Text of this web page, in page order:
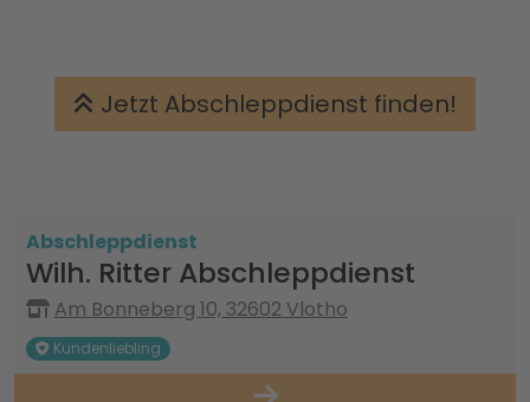
Jetzt Abschleppdienst finden!
Abschleppdienst
Wilh. Ritter Abschleppdienst
Am Bonneberg 10, 32602 Vlotho
Kundenliebling